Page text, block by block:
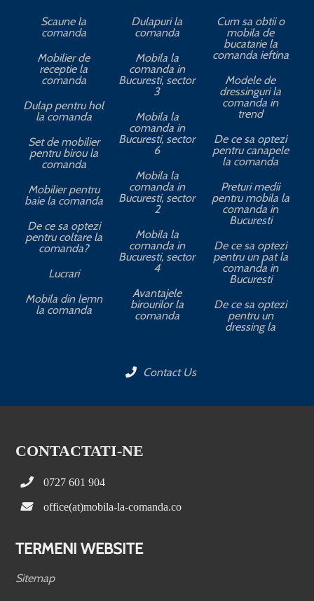
Scaune la
comanda
Mobilier de
receptie la
comanda
Dulap pentru hol
la comanda
Set de mobilier
pentru birou la
comanda
Mobilier pentru
baie la comanda
De ce sa optezi
pentru coltare la
comanda?
Lucrari
Mobila din lemn
la comanda
Dulapuri la
comanda
Mobila la
comanda in
Bucuresti, sector
3
Mobila la
comanda in
Bucuresti, sector
6
Mobila la
comanda in
Bucuresti, sector
2
Mobila la
comanda in
Bucuresti, sector
4
Avantajele
birourilor la
comanda
Cum sa obtii o
mobila de
bucatarie la
comanda ieftina
Modele de
dressinguri la
comanda in
trend
De ce sa optezi
pentru canapele
la comanda
Preturi medii
pentru mobila la
comanda in
Bucuresti
De ce sa optezi
pentru un pat la
comanda in
Bucuresti
De ce sa optezi
pentru un
dressing la
Contact Us
CONTACTATI-NE
0727 601 904
office(at)mobila-la-comanda.co
TERMENI WEBSITE
Sitemap